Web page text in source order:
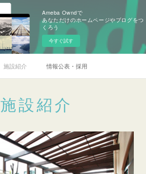
Ameba Owndで
あなただけのホームページやブログをつ
くろう
今すぐ試す
施設紹介 情報公表・採用
施設紹介